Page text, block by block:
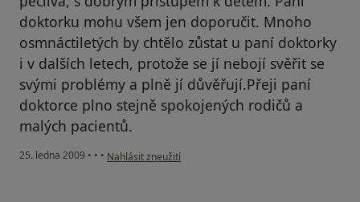
doktorku mohu všem jen doporučit. Mnoho
osmnáctiletých by chtělo zůstat u paní doktorky
i v dalších letech, protože se jí nebojí svěřit se
svými problémy a plně jí důvěřují.Přeji paní
doktorce plno stejně spokojených rodičů a
malých pacientů.
25. ledna 2009 • • • podle názoru uživatele Spokojená matka
Nahlásit zneužití